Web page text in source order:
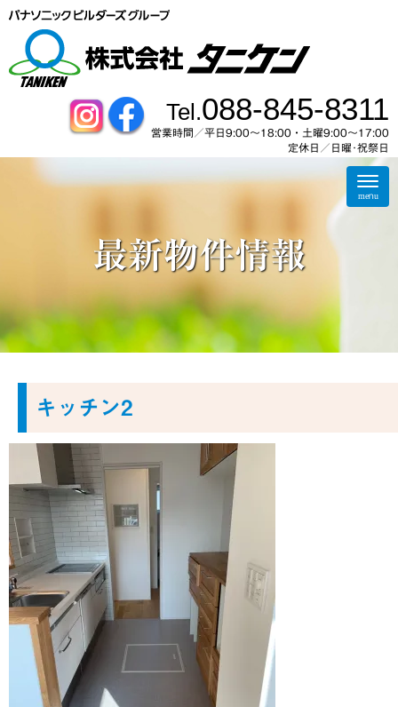
Tel.088-845-8311
営業時間／平日9:00～18:00・土曜9:00〜17:00
定休日／日曜･祝祭日
N
a
v
menu
最新物件情報
キッチン2